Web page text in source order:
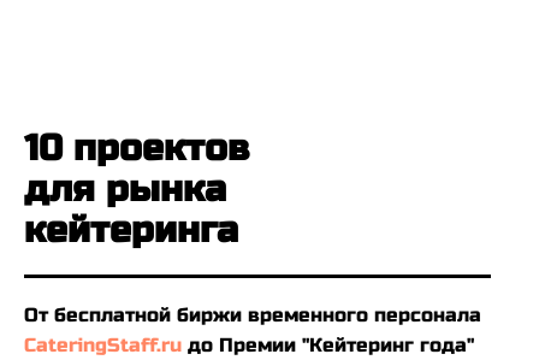
10 проектов
для рынка
кейтеринга
От бесплатной биржи временного персонала
CateringStaff.ru до Премии "Кейтеринг года"